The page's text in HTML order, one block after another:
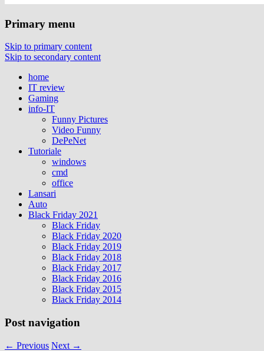
Primary menu
Skip to primary content
Skip to secondary content
home
IT review
Gaming
info-IT
Funny Pictures
Video Funny
DePeNet
Tutoriale
windows
cmd
office
Lansari
Auto
Black Friday 2021
Black Friday
Black Friday 2020
Black Friday 2019
Black Friday 2018
Black Friday 2017
Black Friday 2016
Black Friday 2015
Black Friday 2014
Post navigation
← Previous Next →